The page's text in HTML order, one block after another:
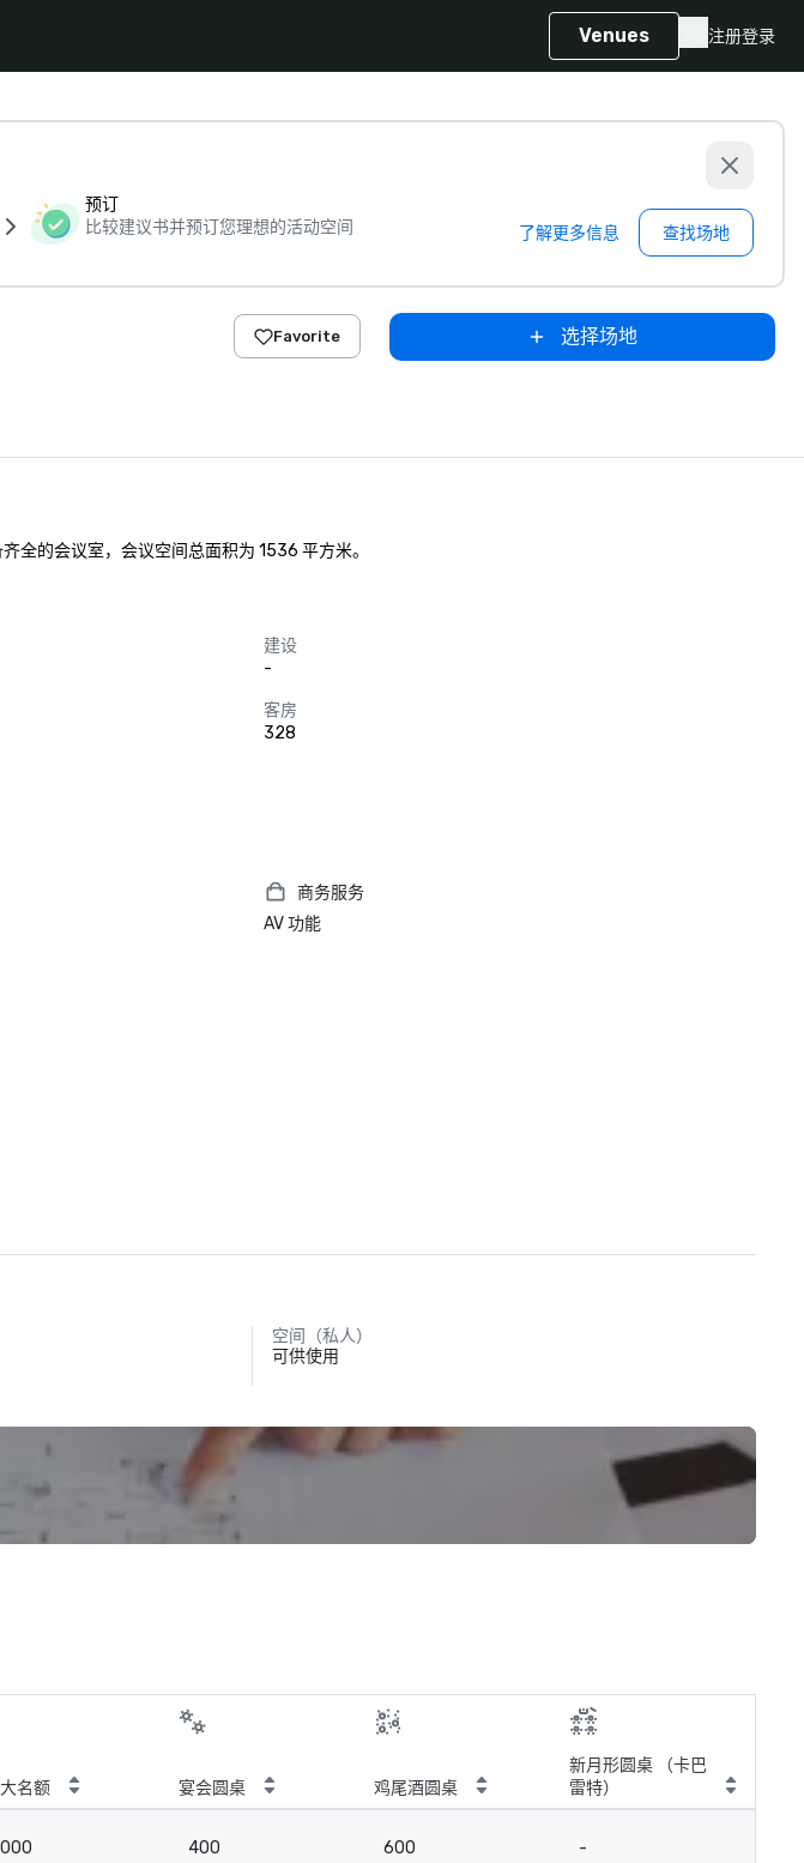
Venues 注册登录
预订
比较建议书并预订您理想的活动空间
了解更多信息 查找场地
Favorite 选择场地
全的会议室，会议空间总面积为 1536 平方米。
建设
-
客房
328
商务服务
AV 功能
空间（私人）
可供使用
名额 宴会圆桌 鸡尾酒圆桌
新月形圆桌 （卡巴
雷特）
400 600 -